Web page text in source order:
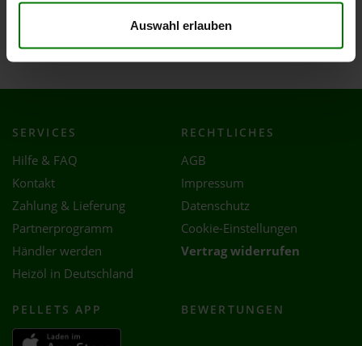
Auswahl erlauben
SERVICES
Hilfe & FAQ
Kontakt
Zahlung & Lieferung
Partnerprogramm
Händler werden
Heizöl in Deutschland
RECHTLICHES
AGB
Impressum
Datenschutz
Cookie-Einstellungen
Vertrag widerrufen
PELLETS APP BEWERTUNGEN